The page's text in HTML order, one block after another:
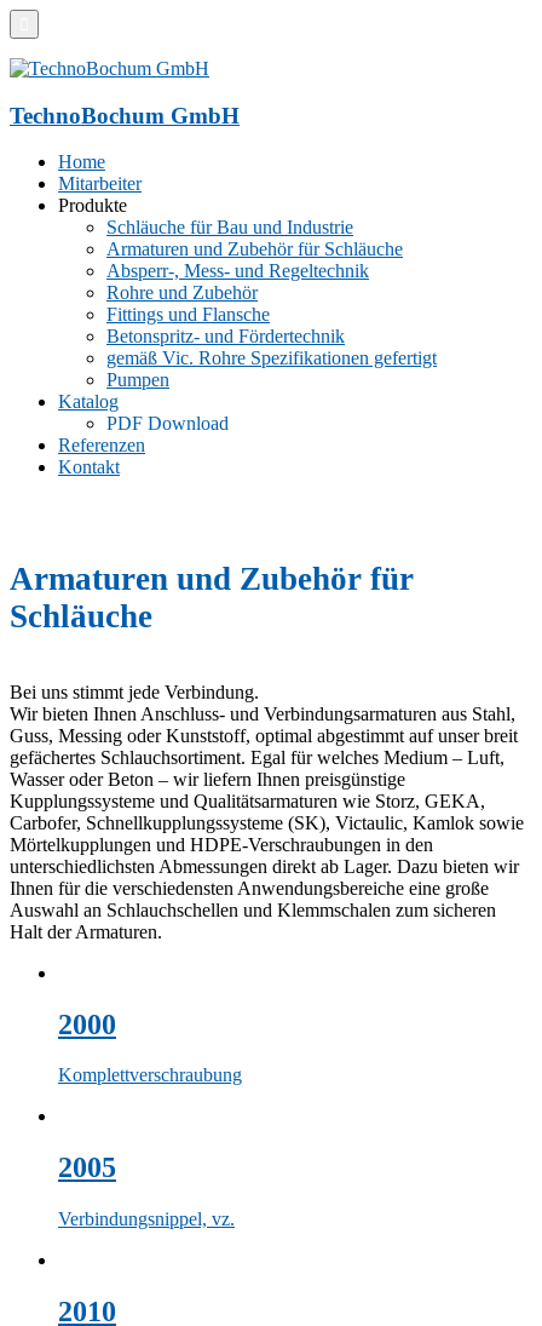
TechnoBochum GmbH
Home
Mitarbeiter
Produkte
Schläuche für Bau und Industrie
Armaturen und Zubehör für Schläuche
Absperr-, Mess- und Regeltechnik
Rohre und Zubehör
Fittings und Flansche
Betonspritz- und Fördertechnik
gemäß Vic. Rohre Spezifikationen gefertigt
Pumpen
Katalog
PDF Download
Referenzen
Kontakt
Armaturen und Zubehör für
Schläuche
Bei uns stimmt jede Verbindung.
Wir bieten Ihnen Anschluss- und Verbindungsarmaturen aus Stahl,
Guss, Messing oder Kunststoff, optimal abgestimmt auf unser breit
gefächertes Schlauchsortiment. Egal für welches Medium – Luft,
Wasser oder Beton – wir liefern Ihnen preisgünstige
Kupplungssysteme und Qualitätsarmaturen wie Storz, GEKA,
Carbofer, Schnellkupplungssysteme (SK), Victaulic, Kamlok sowie
Mörtelkupplungen und HDPE-Verschraubungen in den
unterschiedlichsten Abmessungen direkt ab Lager. Dazu bieten wir
Ihnen für die verschiedensten Anwendungsbereiche eine große
Auswahl an Schlauchschellen und Klemmschalen zum sicheren
Halt der Armaturen.
2000
Komplettverschraubung
2005
Verbindungsnippel, vz.
2010